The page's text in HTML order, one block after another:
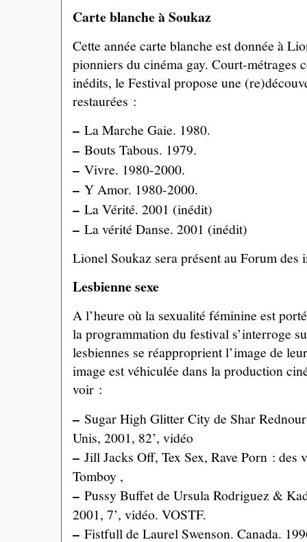
Carte blanche à Soukaz
Cette année carte blanche est donnée à
pionniers du cinéma gay. Court-métrages
inédits, le Festival propose une
restaurées :
– La Marche Gaie. 1980.
– Bouts Tabous. 1979.
– Vivre. 1980-2000.
– Y Amor. 1980-2000.
– La Vérité. 2001 (inédit)
– La vérité Danse. 2001 (inédit)
Lionel Soukaz sera présent au Forum des
Lesbienne sexe
A l’heure où la sexualité féminine est
la programmation du festival s’interroge
lesbiennes se réapproprient l’image de
image est véhiculée dans la production
voir :
– Sugar High Glitter City de Shar
Unis, 2001, 82’, vidéo
– Jill Jacks Off, Tex Sex, Rave Porn : des
Tomboy ,
– Pussy Buffet de Ursula Rodriguez &
2001, 7’, vidéo. VOSTF.
– Fistfull de Laurel Swenson. Canada.